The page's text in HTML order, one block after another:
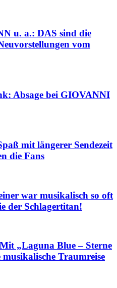
u. a.: DAS sind die
vom
Absage bei GIOVANNI
mit längerer Sendezeit
die Fans
war musikalisch so oft
der Schlagertitan!
„Laguna Blue – Sterne
Traumreise